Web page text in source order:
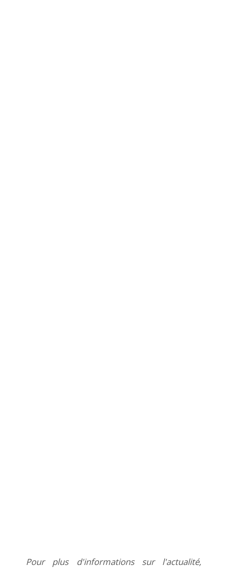
Pour plus d'informations sur l'actualité,